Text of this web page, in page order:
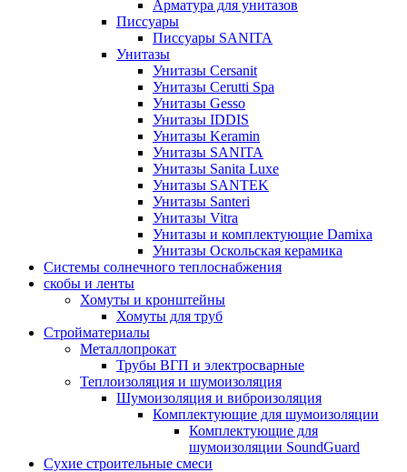
Арматура для унитазов
Писсуары
Писсуары SANITA
Унитазы
Унитазы Cersanit
Унитазы Cerutti Spa
Унитазы Gesso
Унитазы IDDIS
Унитазы Keramin
Унитазы SANITA
Унитазы Sanita Luxe
Унитазы SANTEK
Унитазы Santeri
Унитазы Vitra
Унитазы и комплектующие Damixa
Унитазы Оскольская керамика
Системы солнечного теплоснабжения
скобы и ленты
Хомуты и кронштейны
Хомуты для труб
Стройматериалы
Металлопрокат
Трубы ВГП и электросварные
Теплоизоляция и шумоизоляция
Шумоизоляция и виброизоляция
Комплектующие для шумоизоляции
Комплектующие для
шумоизоляции SoundGuard
Сухие строительные смеси